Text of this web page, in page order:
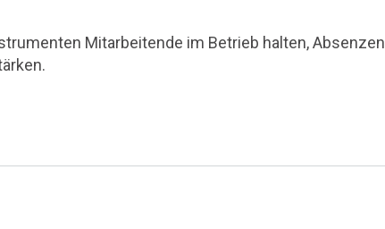
Mitarbeitende im Betrieb halten, Absenzen